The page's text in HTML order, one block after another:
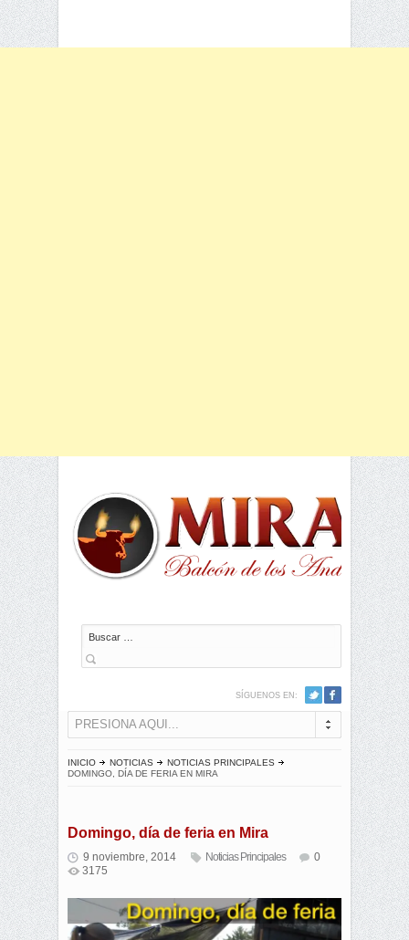
Buscar
SÍGUENOS EN:
PRESIONA AQUI...
INICIO NOTICIAS
NOTICIAS PRINCIPALES
DOMINGO, DÍA DE FERIA EN MIRA
Domingo, día de feria en Mira
9 noviembre, 2014 Noticias Principales
0
3175